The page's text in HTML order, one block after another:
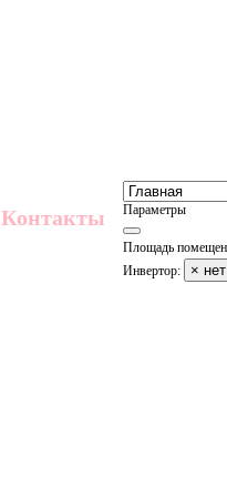
Контакты Параметры
Площадь
Инвертор: × нет